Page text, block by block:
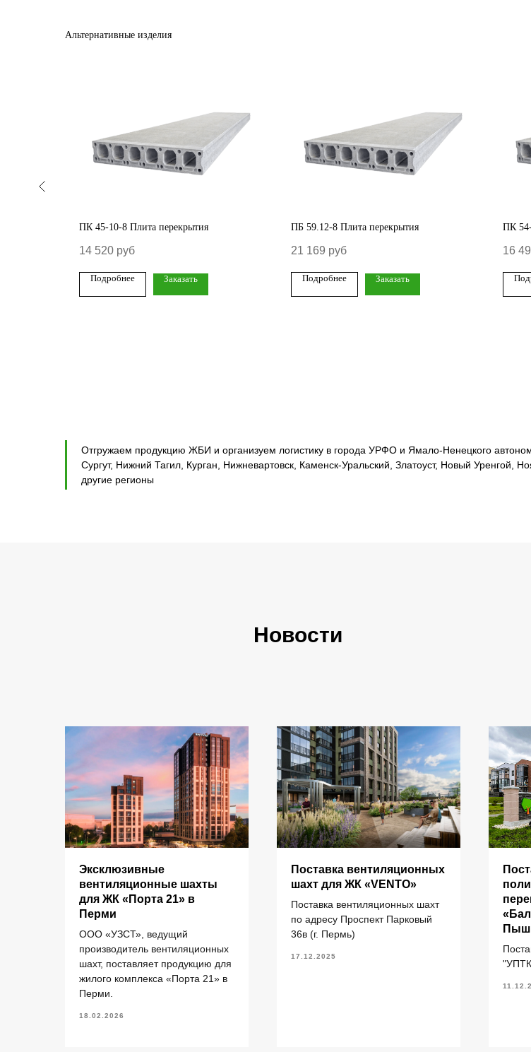
Альтернативные изделия
ПК 45-10-8 Плита перекрытия
14 520 руб
Подробнее Заказать
ПБ 59.12-8 Плита перекрытия
21 169 руб
Подробнее Заказать
ПК
16
Отгружаем продукцию ЖБИ и организуем логистику в города УРФО и Ямало-Ненецкого
Сургут, Нижний Тагил, Курган, Нижневартовск, Каменск-Уральский, Златоуст, Новый
другие регионы
Новости
Эксклюзивные
вентиляционные шахты
для ЖК «Порта 21» в
Перми
ООО «УЗСТ», ведущий
производитель вентиляционных
шахт, поставляет продукцию для
жилого комплекса «Порта 21» в
Перми.
18.02.2026
Поставка вентиляционных
шахт для ЖК «VENTO»
Поставка вентиляционных шахт
по адресу Проспект Парковый
36в (г. Пермь)
17.12.2025
Главная
О
Кольца стеновые
Элементы теплотрасс
Элементы лестниц
Перемычки железобетонные
Каталог
Плиты перекрытия ПК
Плиты перекрытия ПБ